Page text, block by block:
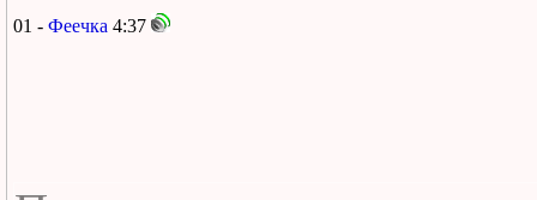
01 - Феечка 4:37